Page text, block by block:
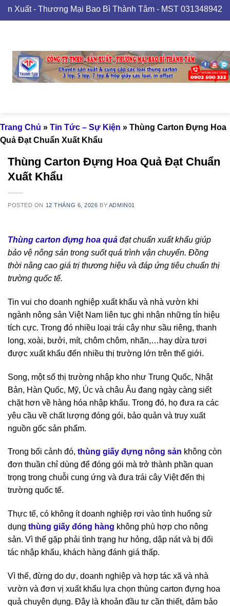
Skip
to
Mại Bao Bì Thành Tâm - MST 0313489420
Trang Chủ » Tin Tức – Sự Kiện » Thùng Carton Đựng Hoa
Quả Đạt Chuẩn Xuất Khẩu
Thùng Carton Đựng Hoa Quả Đạt Chuẩn
Xuất Khẩu
POSTED ON 12 THÁNG 6, 2026 BY ADMIN01
Thùng carton đựng hoa quả đạt chuẩn xuất khẩu giúp
bảo vệ nông sản trong suốt quá trình vận chuyển. Đồng
thời nâng cao giá trị thương hiệu và đáp ứng tiêu chuẩn thị
trường quốc tế.
Tin vui cho doanh nghiệp xuất khẩu và nhà vườn khi
ngành nông sản Việt Nam liên tục ghi nhận những tín hiệu
tích cực. Trong đó nhiều loại trái cây như sầu riêng, thanh
long, xoài, bưởi, mít, chôm chôm, nhãn,…hay dừa tươi
được xuất khẩu đến nhiều thị trường lớn trên thế giới.
Song, một số thị trường nhập kho như Trung Quốc, Nhật
Bản, Hàn Quốc, Mỹ, Úc và châu Âu đang ngày càng siết
chặt hơn về hàng hóa nhập khẩu. Trong đó, họ đưa ra các
yêu cầu về chất lượng đóng gói, bảo quản và truy xuất
nguồn gốc sản phẩm.
Trong bối cảnh đó, thùng giấy đựng nông sản không còn
đơn thuần chỉ dùng để đóng gói mà trở thành phần quan
trọng trong chuỗi cung ứng và đưa trái cây Việt đến thị
trường quốc tế.
Thực tế, có không ít doanh nghiệp rơi vào tình huống sử
dụng thùng giấy đóng hàng không phù hợp cho nông
sản. Vì thế gặp phải tình trạng hư hỏng, dập nát và bị đối
tác nhập khẩu, khách hàng đánh giá thấp.
Vì thế, đừng do dự, doanh nghiệp và hợp tác xã và nhà
vườn và đơn vị xuất khẩu lựa chọn thùng carton đựng hoa
quả chuyên dụng. Đây là khoản đầu tư cần thiết, đảm bảo